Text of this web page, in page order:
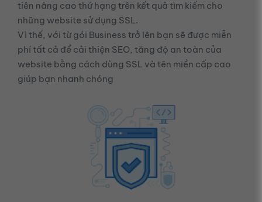
tiên nâng cao thứ hạng trên kết quả tìm kiếm cho
những website sử dụng SSL.
Vì thế, với từ gói Business trở lên bạn sẽ được miễn
phí tất cả để cải thiện SEO, tăng độ an toàn của
website bằng cách dùng SSL và tên miền cấp cao
giúp bạn nhanh chóng